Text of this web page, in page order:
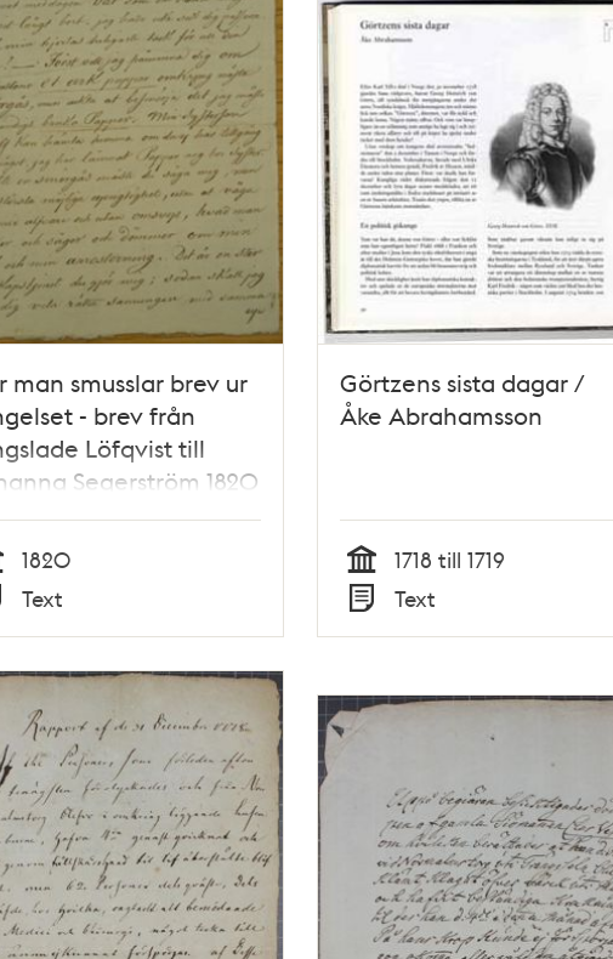
man smusslar brev ur
- brev från
Löfqvist till
Segerström 1820
1820
Text
Görtzens sista dagar /
Åke Abrahamsson
Tid
1718 till 1719
Typ
Text